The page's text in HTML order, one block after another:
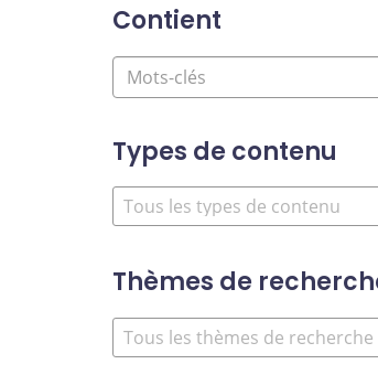
Contient
Types de contenu
Thèmes de